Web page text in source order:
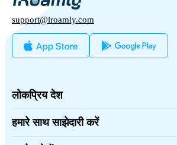
support@iroamly.com
लोकप्रिय देश
यूनाइटेड किंगडम
तुर्की
फ्रांस
हमारे साथ साझेदारी करें
संदर्भित करें और कमाएँ